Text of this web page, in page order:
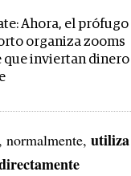
Ahora, el prófugo
organiza zooms
que inviertan dinero
normalmente, utiliza